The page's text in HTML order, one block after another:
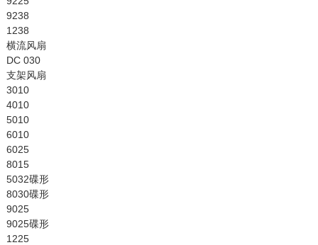
9238
1238
横流风扇
DC 030
支架风扇
3010
4010
5010
6010
6025
8015
5032碟形
8030碟形
9025
9025碟形
1225